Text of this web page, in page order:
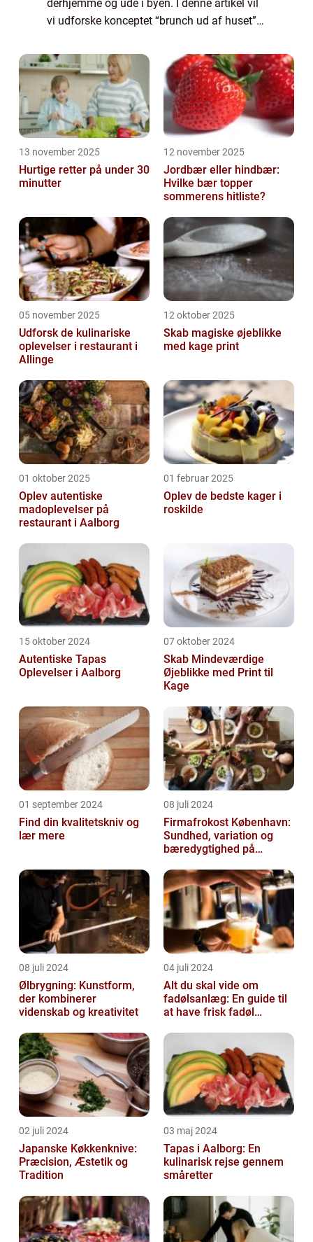
derhjemme og ude i byen. I denne artikel vil
vi udforske konceptet “brunch ud af huset”
er vigtigt at vide, når d...
13 november 2025
Hurtige retter på under 30
minutter
12 november 2025
Jordbær eller hindbær:
Hvilke bær topper
sommerens hitliste?
05 november 2025
Udforsk de kulinariske
oplevelser i restaurant i
Allinge
12 oktober 2025
Skab magiske øjeblikke
med kage print
01 oktober 2025
Oplev autentiske
madoplevelser på
restaurant i Aalborg
01 februar 2025
Oplev de bedste kager i
roskilde
15 oktober 2024
Autentiske Tapas
Oplevelser i Aalborg
07 oktober 2024
Skab Mindeværdige
Øjeblikke med Print til
Kage
01 september 2024
Find din kvalitetskniv og
lær mere
08 juli 2024
Firmafrokost København:
Sundhed, variation og
bæredygtighed på
08 juli 2024
Ølbrygning: Kunstform,
der kombinerer
videnskab og kreativitet
04 juli 2024
Alt du skal vide om
fadølsanlæg: En guide til
at have frisk fadøl
02 juli 2024
Japanske Køkkenknive:
Præcision, Æstetik og
Tradition
03 maj 2024
Tapas i Aalborg: En
kulinarisk rejse gennem
småretter